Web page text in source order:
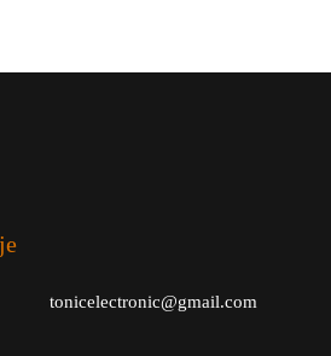
tonicelectronic@gmail.com